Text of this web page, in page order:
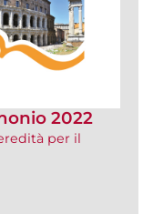
2022
per il